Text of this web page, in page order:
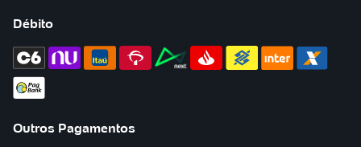
Débito
C6 Nubank Itaú BradescoNext
Banco
Banco
Inter
Caixa
Pagbank
Outros Pagamentos